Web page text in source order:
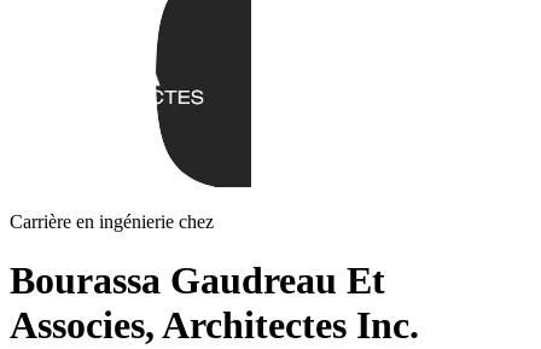
Carrière en ingénierie chez
Bourassa Gaudreau Et
Associes, Architectes Inc.